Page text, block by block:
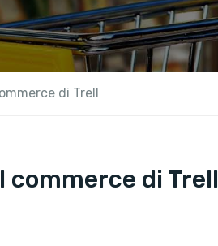
di Trell
commerce di Trell